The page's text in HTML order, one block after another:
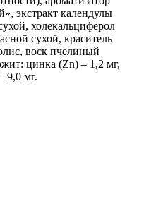
экстракт календулы
холекальциферол
сухой, краситель
воск пчелиный
цинка (Zn) – 1,2 мг,
9,0 мг.